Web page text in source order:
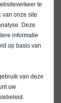
te
van onze site
Deze
informatie
op basis van
van deze
uw